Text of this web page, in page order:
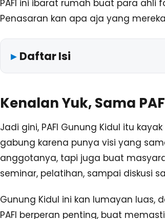
PAFI ini ibarat rumah buat para
Penasaran kan apa aja yang
Daftar Isi
Kenalan Yuk, Sama
Jadi gini, PAFI Gunung Kidul itu
gabung karena punya visi yang
anggotanya, tapi juga buat
seminar, pelatihan, sampai diskusi
Gunung Kidul ini kan lumayan luas,
PAFI berperan penting, buat